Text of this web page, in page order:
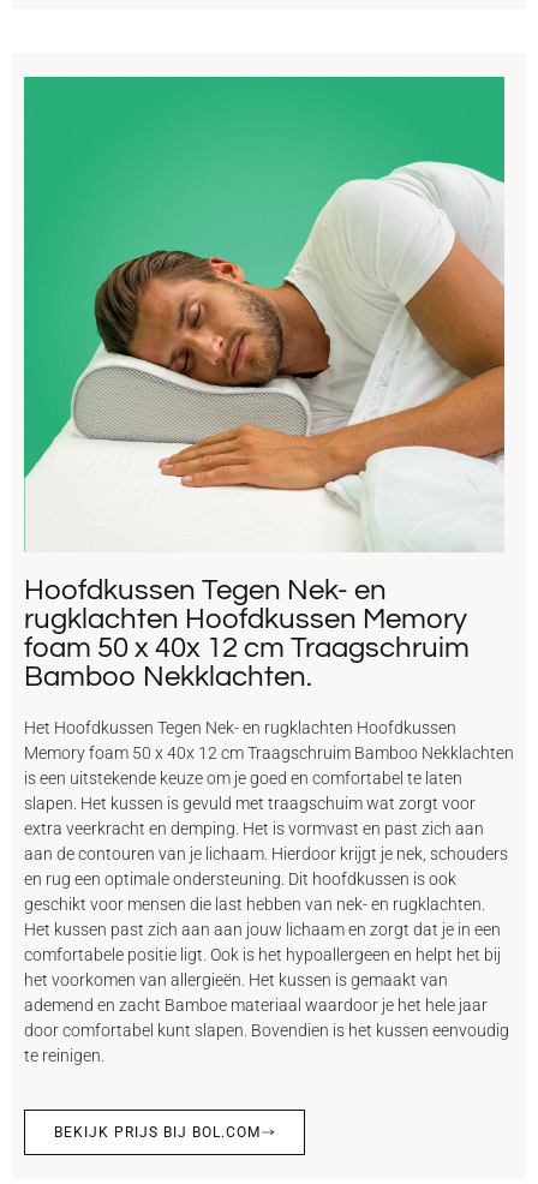
Hoofdkussen Tegen Nek- en
rugklachten Hoofdkussen Memory
foam 50 x 40x 12 cm Traagschruim
Bamboo Nekklachten.
Het Hoofdkussen Tegen Nek- en rugklachten Hoofdkussen
Memory foam 50 x 40x 12 cm Traagschruim Bamboo Nekklachten
is een uitstekende keuze om je goed en comfortabel te laten
slapen. Het kussen is gevuld met traagschuim wat zorgt voor
extra veerkracht en demping. Het is vormvast en past zich aan
aan de contouren van je lichaam. Hierdoor krijgt je nek, schouders
en rug een optimale ondersteuning. Dit hoofdkussen is ook
geschikt voor mensen die last hebben van nek- en rugklachten.
Het kussen past zich aan aan jouw lichaam en zorgt dat je in een
comfortabele positie ligt. Ook is het hypoallergeen en helpt het bij
het voorkomen van allergieën. Het kussen is gemaakt van
ademend en zacht Bamboe materiaal waardoor je het hele jaar
door comfortabel kunt slapen. Bovendien is het kussen eenvoudig
te reinigen.
BEKIJK PRIJS BIJ BOL.COM